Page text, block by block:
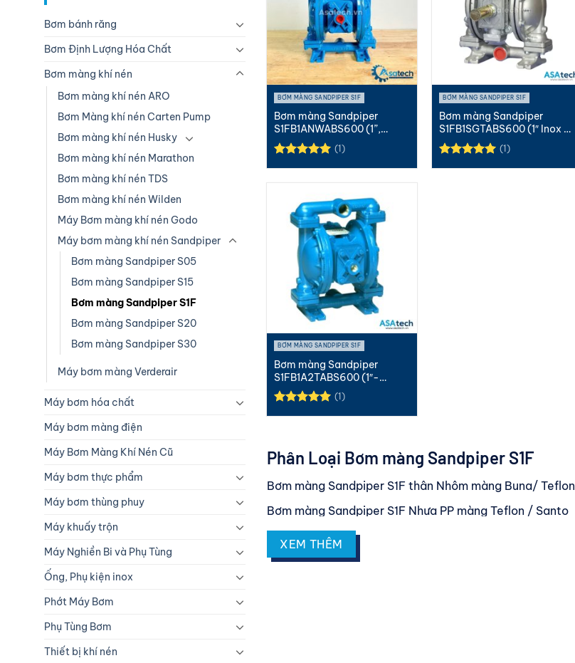
Bơm bánh răng
Bơm Định Lượng Hóa Chất
Bơm màng khí nén
Bơm màng khí nén ARO
Bơm Màng khí nén Carten Pump
Bơm màng khí nén Husky
Bơm màng khí nén Marathon
Bơm màng khí nén TDS
Bơm màng khí nén Wilden
Máy Bơm màng khí nén Godo
Máy bơm màng khí nén Sandpiper
Bơm màng Sandpiper S05
Bơm màng Sandpiper S15
Bơm màng Sandpiper S1F
Bơm màng Sandpiper S20
Bơm màng Sandpiper S30
Máy bơm màng Verderair
Máy bơm hóa chất
Máy bơm màng điện
Máy Bơm Màng Khí Nén Cũ
Máy bơm thực phẩm
Máy bơm thùng phuy
Máy khuấy trộn
Máy Nghiền Bi và Phụ Tùng
Ống, Phụ kiện inox
Phớt Máy Bơm
Phụ Tùng Bơm
Thiết bị khí nén
BƠM MÀNG SANDPIPER S1F
Bơm màng Sandpiper
S1FB1ANWABS600 (1”,
Nhôm,...
(1)
BƠM MÀNG SANDPIPER S1F
Bơm màng Sandpiper
S1FB1SGTABS600 (1″ Inox –
Teflo...
(1)
BƠM MÀNG SANDPIPER S1F
Bơm màng Sandpiper
S1FB1A2TABS600 (1″-
Nhôm-T...
(1)
Phân Loại Bơm màng Sandpiper S1F
Bơm màng Sandpiper S1F thân Nhôm màng Buna/ Teflon
Bơm màng Sandpiper S1F Nhựa PP màng Teflon / Santo
Bơm màng Sandpiper S1F thân Inox màng Teflon
XEM THÊM